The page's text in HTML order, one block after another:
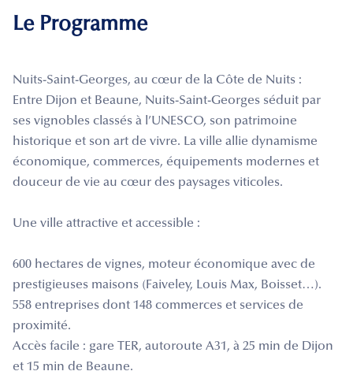
Le Programme
Nuits-Saint-Georges, au cœur de la Côte de Nuits :
Entre Dijon et Beaune, Nuits-Saint-Georges séduit par
ses vignobles classés à l’UNESCO, son patrimoine
historique et son art de vivre. La ville allie dynamisme
économique, commerces, équipements modernes et
douceur de vie au cœur des paysages viticoles.
Une ville attractive et accessible :
600 hectares de vignes, moteur économique avec de
prestigieuses maisons (Faiveley, Louis Max, Boisset…).
558 entreprises dont 148 commerces et services de
proximité.
Accès facile : gare TER, autoroute A31, à 25 min de Dijon
et 15 min de Beaune.